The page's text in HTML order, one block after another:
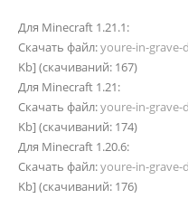
Для Minecraft 1.21.1:
Скачать файл:youre-in-grave-
Kb] (cкачиваний: 167)
Для Minecraft 1.21:
Скачать файл:youre-in-grave-
Kb] (cкачиваний: 174)
Для Minecraft 1.20.6:
Скачать файл:youre-in-grave-
Kb] (cкачиваний: 176)